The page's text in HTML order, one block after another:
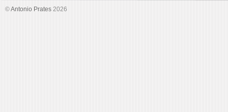
©Antonio Prates 2026